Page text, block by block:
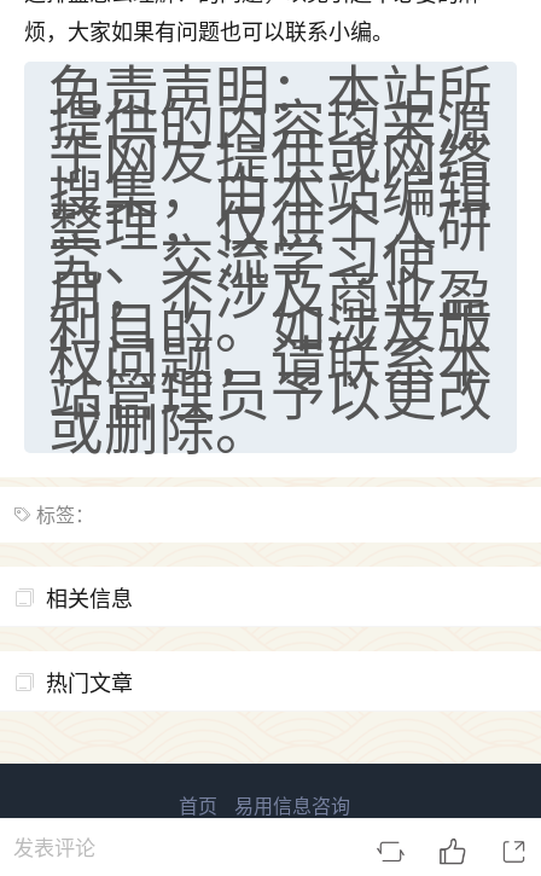
烦，大家如果有问题也可以联系小编。
免责声明：本站所
提供的内容均来源
于网友提供或网络
搜集，由本站编辑
整理，仅供个人研
究、交流学习使
用，不涉及商业盈
利目的。如涉及版
权问题，请联系本
站管理员予以更改
或删除。
标签：
相关信息
热门文章
发表评论
首页 易用信息咨询
鲁ICP备2023027138号-1